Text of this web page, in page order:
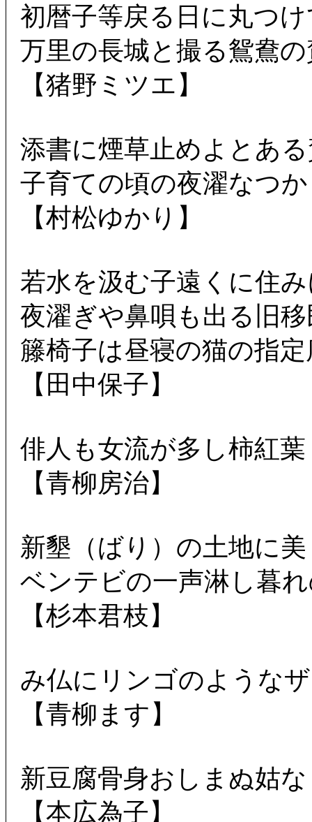
初暦子等戻る日に丸つ
万里の長城と撮る鴛鴦
【猪野ミツエ】
添書に煙草止めよとあ
子育ての頃の夜濯なつ
【村松ゆかり】
若水を汲む子遠くに住
夜濯ぎや鼻唄も出る旧移
籐椅子は昼寝の猫の指定
【田中保子】
俳人も女流が多し柿紅葉
【青柳房治】
新墾（ばり）の土地に
ベンテビの一声淋し暮
【杉本君枝】
み仏にリンゴのような
【青柳ます】
新豆腐骨身おしまぬ姑
【本広為子】